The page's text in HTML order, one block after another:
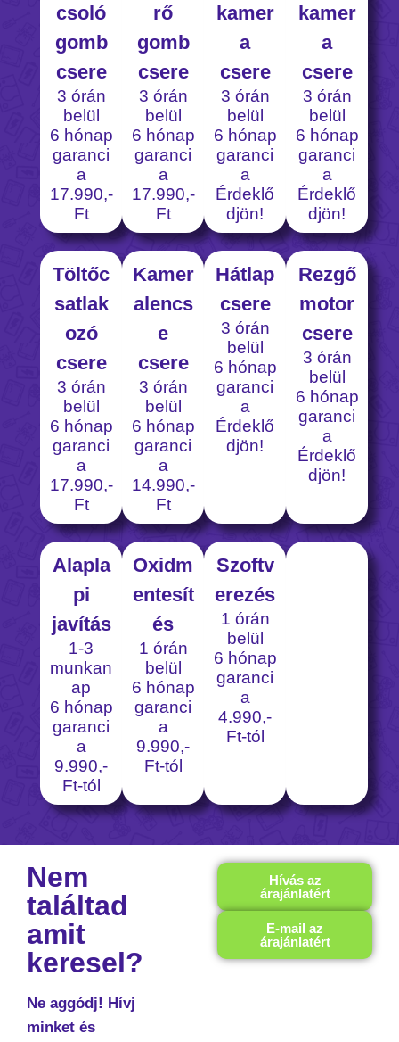
csoló
gomb
csere
3 órán
belül
6 hónap
garanci
a
17.990,-
Ft
rő
gomb
csere
3 órán
belül
6 hónap
garanci
a
17.990,-
Ft
kamer
a
csere
3 órán
belül
6 hónap
garanci
a
Érdeklő
djön!
kamer
a
csere
3 órán
belül
6 hónap
garanci
a
Érdeklő
djön!
Töltőc
satlak
ozó
csere
3 órán
belül
6 hónap
garanci
a
17.990,-
Ft
Kamer
alencs
e
csere
3 órán
belül
6 hónap
garanci
a
14.990,-
Ft
Hátlap
csere
3 órán
belül
6 hónap
garanci
a
Érdeklő
djön!
Rezgő
motor
csere
3 órán
belül
6 hónap
garanci
a
Érdeklő
djön!
Alapla
pi
javítás
1-3
munkan
ap
6 hónap
garanci
a
9.990,-
Ft-tól
Oxidm
entesít
és
1 órán
belül
6 hónap
garanci
a
9.990,-
Ft-tól
Szoftv
erezés
1 órán
belül
6 hónap
garanci
a
4.990,-
Ft-tól
Nem
találtad
amit
keresel?
Ne aggódj! Hívj
minket és
Hívás az
árajánlatért
E-mail az
árajánlatért